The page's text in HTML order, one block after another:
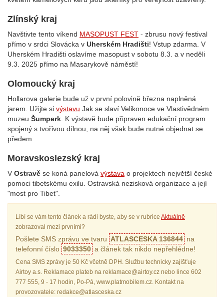
Zlínský kraj
Navštivte tento víkend MASOPUST FEST - zbrusu nový festival
přímo v srdci Slovácka v Uherském Hradišti! Vstup zdarma. V
Uherském Hradišti oslavíme masopust v sobotu 8.3. a v neděli
9.3. 2025 přímo na Masarykově náměstí!
Olomoucký kraj
Hollarova galerie bude už v první polovině března naplněná
jarem. Užijte si výstavu Jak se slaví Velikonoce ve Vlastivědném
muzeu Šumperk . K výstavě bude připraven edukační program
spojený s tvořivou dílnou, na něj však bude nutné objednat se
předem.
Moravskoslezský kraj
V Ostravě se koná panelová výstava o projektech největší české
pomoci tibetskému exilu. Ostravská nezisková organizace a její
"most pro Tibet".
Líbí se vám tento článek a rádi byste, aby se v rubrice Aktuálně
zobrazoval mezi prvními?
Pošlete SMS zprávu ve tvaru ATLASCESKA 136844 na
telefonní číslo 9033350 a článek tak nikdo nepřehlédne!
Cena SMS zprávy je 50 Kč včetně DPH. Službu technicky zajišťuje
Airtoy a.s. Reklamace plateb na reklamace@airtoy.cz nebo lince 602
777 555, 9 - 17 hodin, Po-Pá, www.platmobilem.cz. Kontakt na
provozovatele: redakce@atlasceska.cz